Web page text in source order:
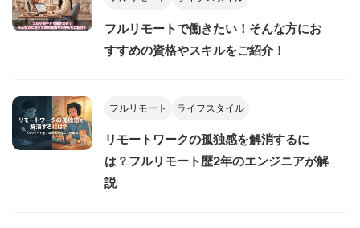
フルリモートで働きたい！そんな方にお
すすめの資格やスキルをご紹介！
フルリモート ライフスタイル
リモートワークの孤独感を解消するに
は？フルリモート歴2年のエンジニアが解
説